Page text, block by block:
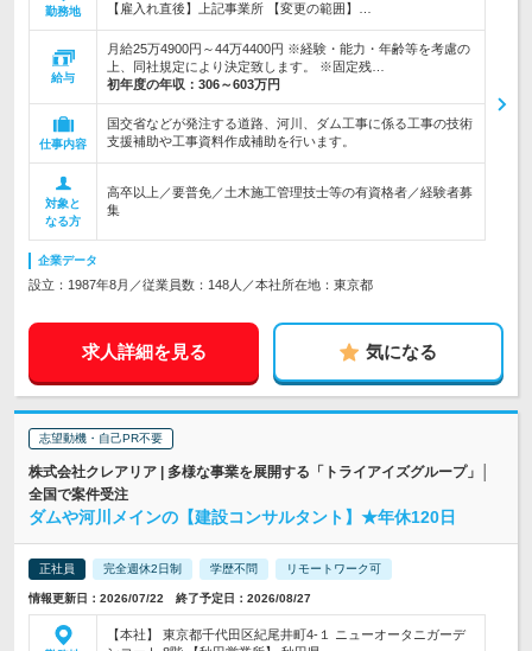
勤務地
【雇入れ直後】上記事業所 【変更の範囲】…
給与
月給25万4900円～44万4400円 ※経験・能力・年齢等を考慮の
上、同社規定により決定致します。 ※固定残…
初年度の年収： 306～603万円
仕事内容
国交省などが発注する道路、河川、ダム工事に係る工事の技術
支援補助や工事資料作成補助を行います。
対象と
なる方
高卒以上／要普免／土木施工管理技士等の有資格者／経験者募
集
企業データ
設立：1987年8月／従業員数：148人／本社所在地：東京都
求人詳細を見る 気になる
志望動機・自己PR不要
株式会社クレアリア | 多様な事業を展開する「トライアイズグループ」│
全国で案件受注
ダムや河川メインの【建設コンサルタント】★年休120日
正社員 完全週休2日制 学歴不問 リモートワーク可
情報更新日：2026/07/22 終了予定日：2026/08/27
【本社】 東京都千代田区紀尾井町4-１ ニューオータニガーデ